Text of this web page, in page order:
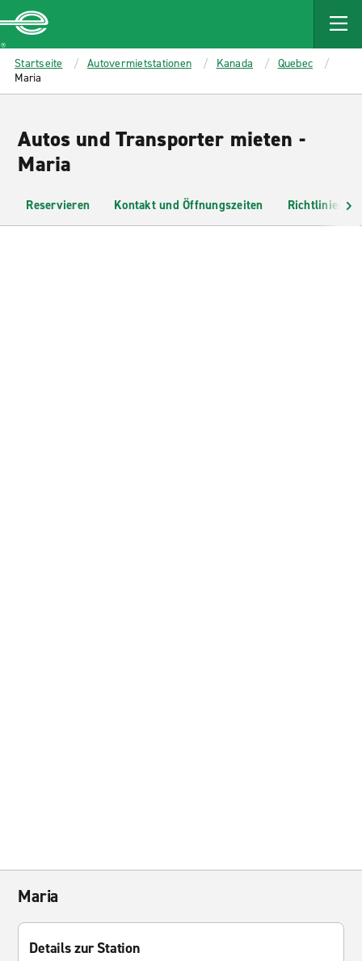
MAIN
CONTENT
Enterprise
Startseite Autovermietstationen Kanada
Quebec
Maria
Autos und Transporter mieten -
Maria
Reservieren Kontakt und Öffnungszeiten Richtlinien
Maria
Details zur Station